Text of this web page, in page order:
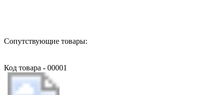
Сопутствующие товары:
Код товара - 00001